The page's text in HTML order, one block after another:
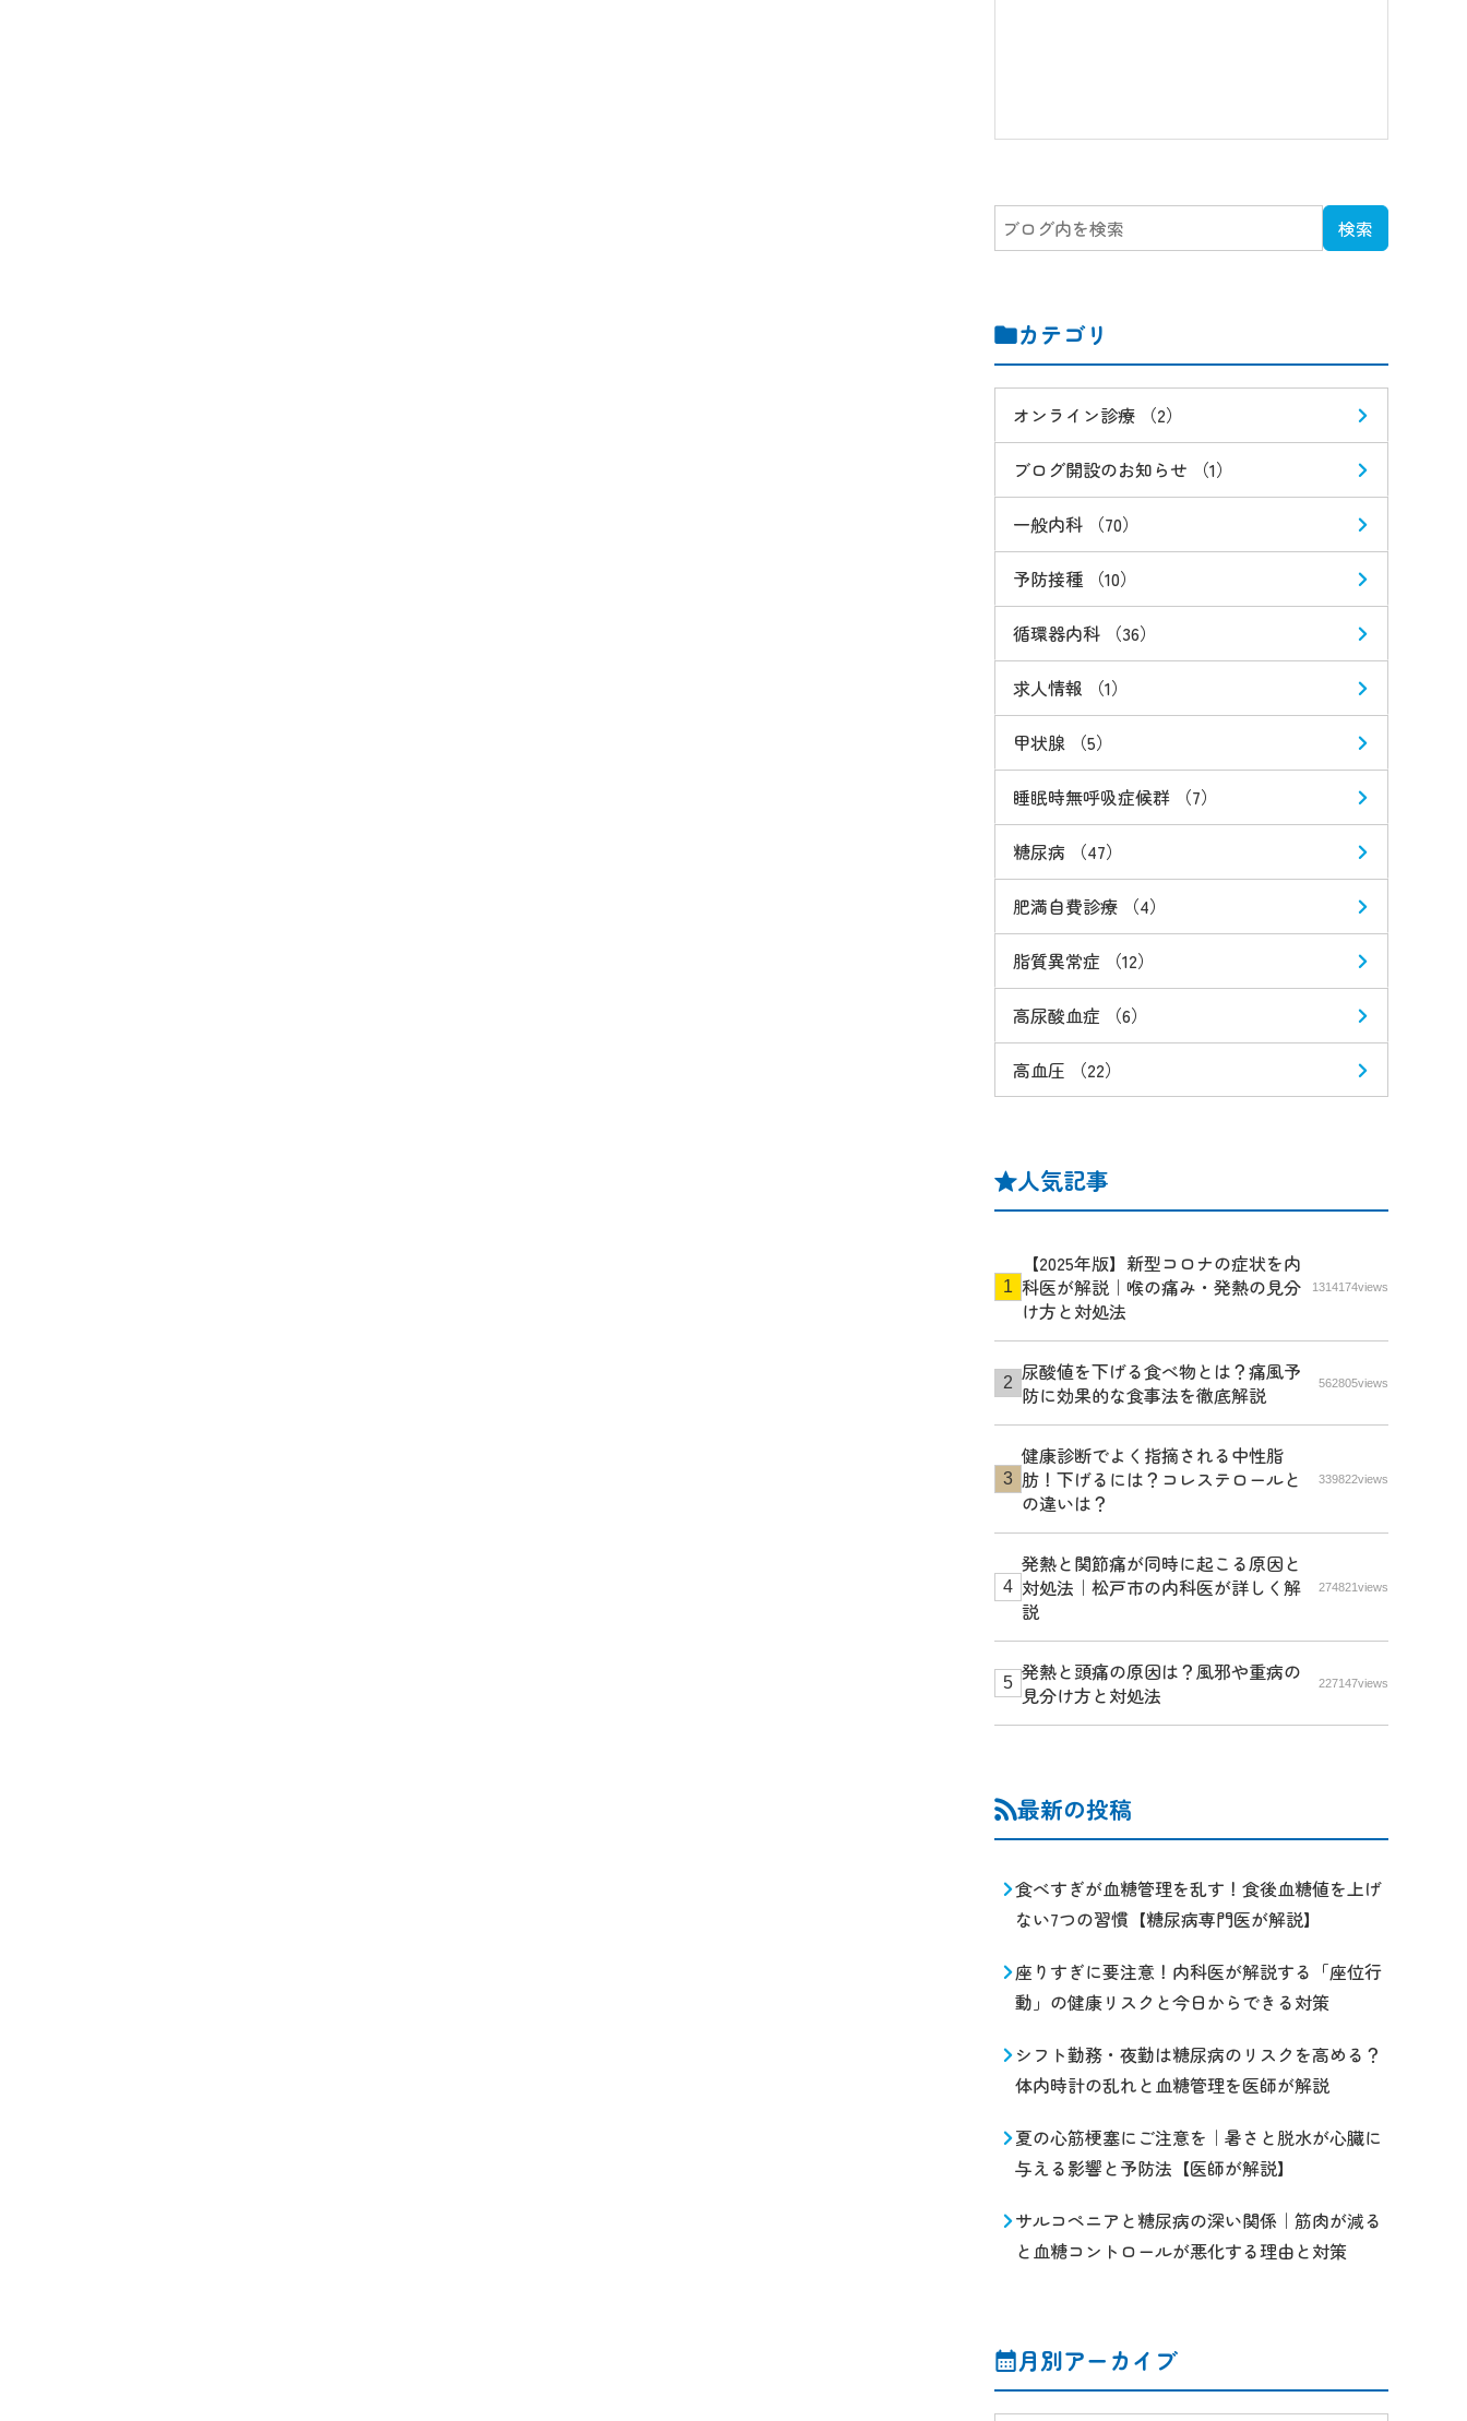
カテゴリ
オンライン診療 （2）
ブログ開設のお知らせ （1）
一般内科 （70）
予防接種 （10）
循環器内科 （36）
求人情報 （1）
甲状腺 （5）
睡眠時無呼吸症候群 （7）
糖尿病 （47）
肥満自費診療 （4）
脂質異常症 （12）
高尿酸血症 （6）
高血圧 （22）
人気記事
【2025年版】新型コロナの症状を内
科医が解説｜喉の痛み・発熱の見分
け方と対処法
1314174views
尿酸値を下げる食べ物とは？痛風予
防に効果的な食事法を徹底解説
562805views
健康診断でよく指摘される中性脂
肪！下げるには？コレステロールと
の違いは？
339822views
発熱と関節痛が同時に起こる原因と
対処法｜松戸市の内科医が詳しく解
説
274821views
発熱と頭痛の原因は？風邪や重病の
見分け方と対処法
227147views
最新の投稿
食べすぎが血糖管理を乱す！食後血糖値を上げ
ない7つの習慣【糖尿病専門医が解説】
座りすぎに要注意！内科医が解説する「座位行
動」の健康リスクと今日からできる対策
シフト勤務・夜勤は糖尿病のリスクを高める？
体内時計の乱れと血糖管理を医師が解説
夏の心筋梗塞にご注意を｜暑さと脱水が心臓に
与える影響と予防法【医師が解説】
サルコペニアと糖尿病の深い関係｜筋肉が減る
と血糖コントロールが悪化する理由と対策
月別アーカイブ